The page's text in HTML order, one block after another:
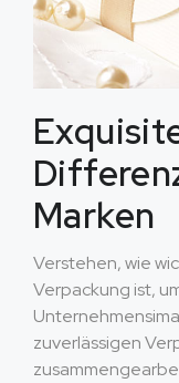
Marken
Verstehen, wie
Verpackung ist,
zuverlässigen